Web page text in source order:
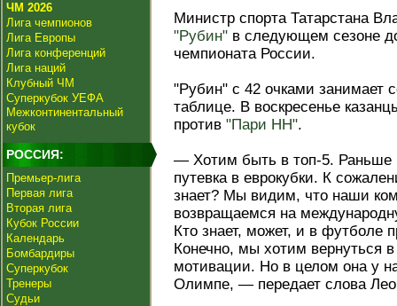
ЧМ 2026
Лига чемпионов
Лига Европы
Лига конференций
Лига наций
Клубный ЧМ
Суперкубок УЕФА
Межконтинентальный
кубок
РОССИЯ:
Премьер-лига
Первая лига
Вторая лига
Кубок России
Календарь
Бомбардиры
Суперкубок
Тренеры
Судьи
Министр спорта Татарстана
"Рубин" в следующем сезоне
чемпионата России.
"Рубин" с 42 очками занимает
таблице. В воскресенье
против "Пари НН".
— Хотим быть в топ‑5.
путевка в еврокубки. К
знает? Мы видим, что наши
возвращаемся на
Кто знает, может, и в футболе
Конечно, мы хотим вернуться
мотивации. Но в целом она у
Олимпе, — передает слова